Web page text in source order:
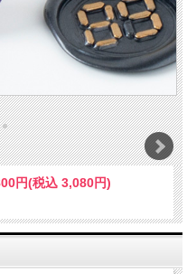
円(税込 3,080円)